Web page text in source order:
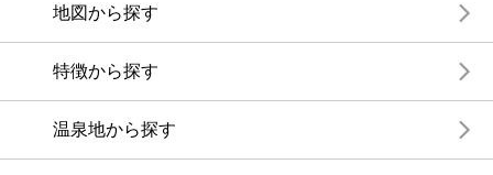
地図から探す
特徴から探す
温泉地から探す